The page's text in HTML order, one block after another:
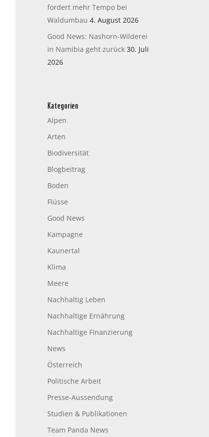
fordert mehr Tempo bei
Waldumbau 4. August 2026
Good News: Nashorn-Wilderei
in Namibia geht zurück 30. Juli
2026
Kategorien
Alpen
Arten
Biodiversität
Blogbeitrag
Boden
Flüsse
Good News
Kampagne
Kaunertal
Klima
Meere
Nachhaltig Leben
Nachhaltige Ernährung
Nachhaltige Finanzierung
News
Österreich
Politische Arbeit
Presse-Aussendung
Studien & Publikationen
Team Panda News